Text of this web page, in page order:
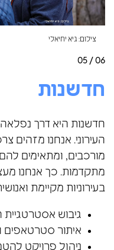
צילום: גיא יחיאלי
05 / 06
חדשנות
חדשנות היא דרך
העירוני. אנחנו מזהים
מורכבים, ומתאימים להם
מתקדמות. כך אנחנו
בעירוניות מקיימת
גיבוש אסטרטגיית
איתור סטרטאפים
ניהול פרויקט